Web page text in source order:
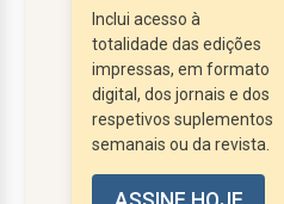
suicídio político
japonês. O que nos foi
anunciado foi um ritual
de estripação abaixo do
umbigo, um haraquiri
em toda a linha. O
Inclui acesso à
totalidade das edições
impressas, em formato
digital, dos jornais e dos
respetivos suplementos
semanais ou da revista.